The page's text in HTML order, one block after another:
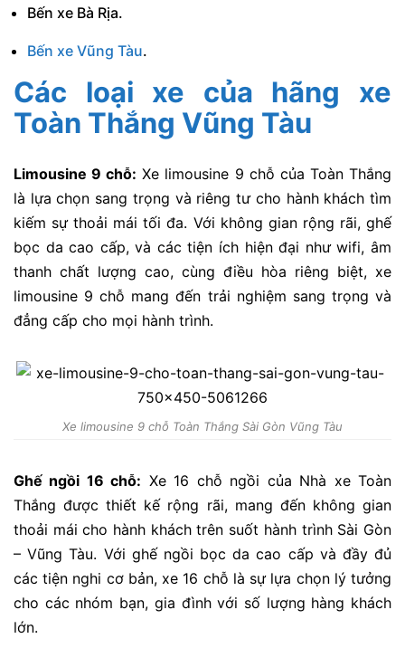
Bến xe Bà Rịa.
Bến xe Vũng Tàu.
Các loại xe của hãng xe
Toàn Thắng Vũng Tàu
Limousine 9 chỗ: Xe limousine 9 chỗ của Toàn Thắng
là lựa chọn sang trọng và riêng tư cho hành khách tìm
kiếm sự thoải mái tối đa. Với không gian rộng rãi, ghế
bọc da cao cấp, và các tiện ích hiện đại như wifi, âm
thanh chất lượng cao, cùng điều hòa riêng biệt, xe
limousine 9 chỗ mang đến trải nghiệm sang trọng và
đẳng cấp cho mọi hành trình.
Xe limousine 9 chỗ Toàn Thắng Sài Gòn Vũng Tàu
Ghế ngồi 16 chỗ: Xe 16 chỗ ngồi của Nhà xe Toàn
Thắng được thiết kế rộng rãi, mang đến không gian
thoải mái cho hành khách trên suốt hành trình Sài Gòn
– Vũng Tàu. Với ghế ngồi bọc da cao cấp và đầy đủ
các tiện nghi cơ bản, xe 16 chỗ là sự lựa chọn lý tưởng
cho các nhóm bạn, gia đình với số lượng hàng khách
lớn.